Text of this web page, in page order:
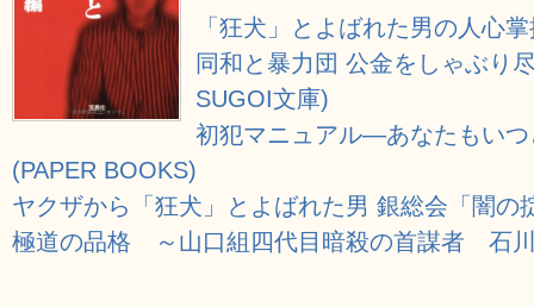
「狂犬」とよばれた男の人心
同和と暴力団 公金をしゃぶり
SUGOI文庫)
初犯マニュアル―あなたもい
(PAPER BOOKS)
ヤクザから「狂犬」とよばれた男 銀総会「闇の
極道の品格 ～山口組四代目暗殺の首謀者 石